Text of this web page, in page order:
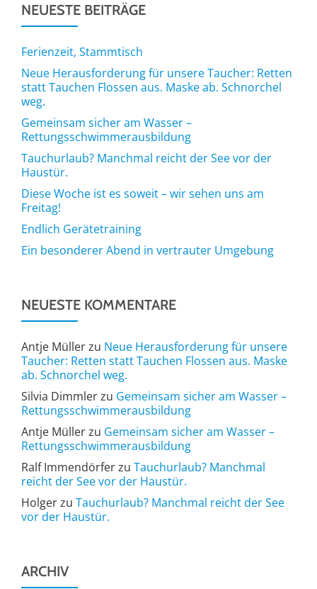
NEUESTE BEITRÄGE
Ferienzeit, Stammtisch
Neue Herausforderung für unsere Taucher: Retten
statt Tauchen Flossen aus. Maske ab. Schnorchel
weg.
Gemeinsam sicher am Wasser –
Rettungsschwimmerausbildung
Tauchurlaub? Manchmal reicht der See vor der
Haustür.
Diese Woche ist es soweit – wir sehen uns am
Freitag!
Endlich Gerätetraining
Ein besonderer Abend in vertrauter Umgebung
NEUESTE KOMMENTARE
Antje Müllerzu Neue Herausforderung für unsere
Taucher: Retten statt Tauchen Flossen aus. Maske
ab. Schnorchel weg.
Silvia Dimmlerzu Gemeinsam sicher am Wasser –
Rettungsschwimmerausbildung
Antje Müllerzu Gemeinsam sicher am Wasser –
Rettungsschwimmerausbildung
Ralf Immendörferzu Tauchurlaub? Manchmal
reicht der See vor der Haustür.
Holgerzu Tauchurlaub? Manchmal reicht der See
vor der Haustür.
ARCHIV